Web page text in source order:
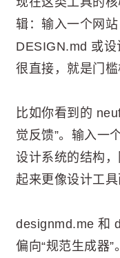
辑：输入一个网
DESIGN.md 或
很直接，就是门槛
比如你看到的
觉反馈”。输入一
设计系统的结构
起来更像设计工具
designmd.me 和
偏向“规范生成器